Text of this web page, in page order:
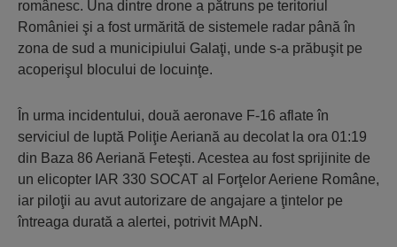
românesc. Una dintre drone a pătruns pe teritoriul
României şi a fost urmărită de sistemele radar până în
zona de sud a municipiului Galaţi, unde s-a prăbuşit pe
acoperişul blocului de locuinţe.
În urma incidentului, două aeronave F-16 aflate în
serviciul de luptă Poliţie Aeriană au decolat la ora 01:19
din Baza 86 Aeriană Feteşti. Acestea au fost sprijinite de
un elicopter IAR 330 SOCAT al Forţelor Aeriene Române,
iar piloţii au avut autorizare de angajare a ţintelor pe
întreaga durată a alertei, potrivit MApN.